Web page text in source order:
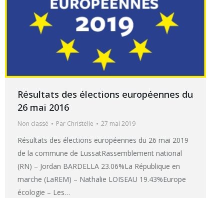
Résultats des élections européennes du
26 mai 2016
Non classé Par Christelle 27 mai 2019
Résultats des élections européennes du 26 mai 2019
de la commune de LussatRassemblement national
(RN) – Jordan BARDELLA 23.06%La République en
marche (LaREM) – Nathalie LOISEAU 19.43%Europe
écologie – Les…